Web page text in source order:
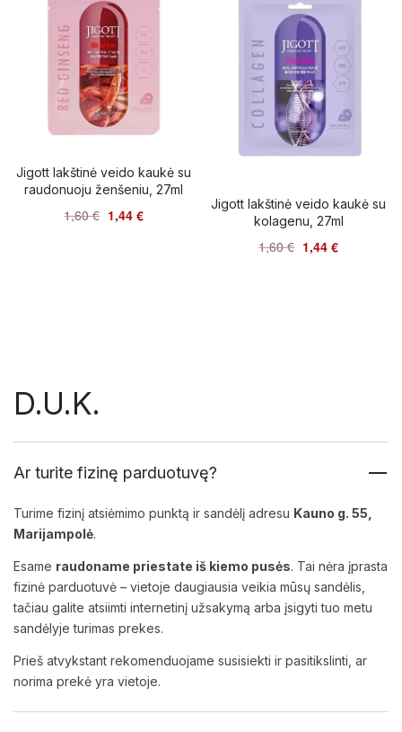
Jigott lakštinė veido kaukė su
raudonuoju ženšeniu, 27ml
1,60€ 1,44 €
Jigott lakštinė veido kaukė su
kolagenu, 27ml
1,60€ 1,44 €
D.U.K.
Ar turite fizinę parduotuvę?
Turime fizinį atsiėmimo punktą ir sandėlį adresu Kauno g. 55,
Marijampolė.
Esame raudoname priestate iš kiemo pusės. Tai nėra įprasta
fizinė parduotuvė – vietoje daugiausia veikia mūsų sandėlis,
tačiau galite atsiimti internetinį užsakymą arba įsigyti tuo metu
sandėlyje turimas prekes.
Prieš atvykstant rekomenduojame susisiekti ir pasitikslinti, ar
norima prekė yra vietoje.